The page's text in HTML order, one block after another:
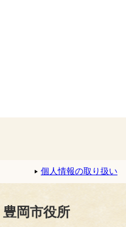
個人情報の取り扱い
豊岡市役所